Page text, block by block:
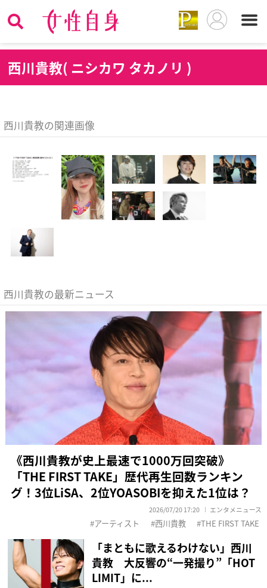
西川貴教( ニシカワ タカノリ )
西川貴教の関連画像
西川貴教の最新ニュース
《西川貴教が史上最速で1000万回突破》
「THE FIRST TAKE」歴代再生回数ランキン
グ！3位LiSA、2位YOASOBIを抑えた1位は？
2026/07/20 17:20 エンタメニュース
アーティスト 西川貴教 THE FIRST TAKE
「まともに歌えるわけない」西川
貴教 大反響の“一発撮り”「HOT
LIMIT」に...